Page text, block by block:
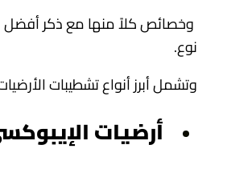
وخصائص كلاً منها مع ذكر أفضل
نوع.
وتشمل أبرز أنواع تشطيبات
أرضيات